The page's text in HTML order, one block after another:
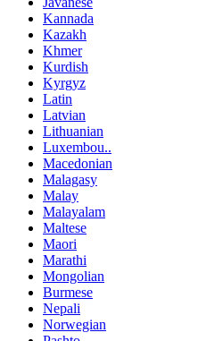
Kannada
Kazakh
Khmer
Kurdish
Kyrgyz
Latin
Latvian
Lithuanian
Luxembou..
Macedonian
Malagasy
Malay
Malayalam
Maltese
Maori
Marathi
Mongolian
Burmese
Nepali
Norwegian